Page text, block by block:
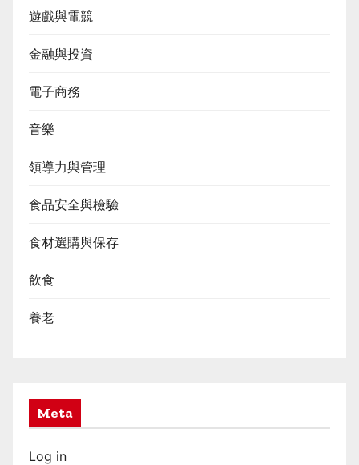
遊戲與電競
金融與投資
電子商務
音樂
領導力與管理
食品安全與檢驗
食材選購與保存
飲食
養老
Meta
Log in